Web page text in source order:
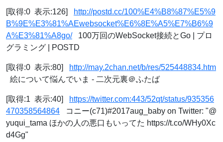
[取得:0 表示:126]
http://postd.cc/100%E4%B8%87%E5%9
B%9E%E3%81%AEwebsocket%E6%8E%A5%E7%B6%9
A%E3%81%A8go/100万回のWebSocket接続とGo | プロ
グラミング | POSTD
[取得:0 表示:80]
http://may.2chan.net/b/res/525448834.htm
絵について悩んでいま - 二次元裏＠ふたば
[取得:1 表示:40]
https://twitter.com:443/52qt/status/935356
470358564864 コニー(c71)#2017aug_baby on Twitter: "@
yuqui_tama ほかの人の悪口もいってた https://t.co/WHy0Xc
d4Gg"